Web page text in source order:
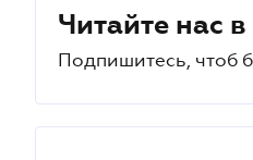
Читайте нас
Подпишитесь, чтоб